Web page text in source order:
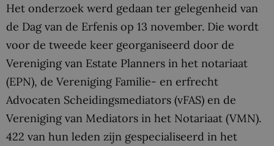
Het onderzoek werd gedaan ter gelegenheid van
de Dag van de Erfenis op 13 november. Die wordt
voor de tweede keer georganiseerd door de
Vereniging van Estate Planners in het notariaat
(EPN), de Vereniging Familie- en erfrecht
Advocaten Scheidingsmediators (vFAS) en de
Vereniging van Mediators in het Notariaat (VMN).
422 van hun leden zijn gespecialiseerd in het